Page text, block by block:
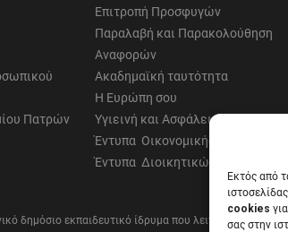
Εκτός από
cookies
σας στην
Πατρών
Επιτροπή Προσφυγών
Παραλαβή και Παρακολούθηση
Αναφορών
Ακαδημαϊκή ταυτότητα
Η Ευρώπη σου
Υγιεινή και Ασφάλεια
Έντυπα Οικονομικής Υπηρεσίας
Έντυπα Διοικητικών Υπηρεσιών
δημόσιο εκπαιδευτικό ίδρυμα που λειτουργεί